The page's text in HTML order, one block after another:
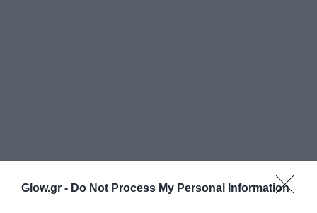
Glow.gr - Do Not Process My Personal Information